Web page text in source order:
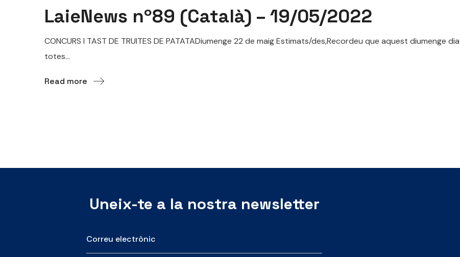
LaieNews nº89 (Català) – 19/05/2022
CONCURS I TAST DE TRUITES DE PATATADiumenge 22 de maig Estimats/des,Recordeu que aquest
totes...
Read more
Uneix-te a la nostra newsletter